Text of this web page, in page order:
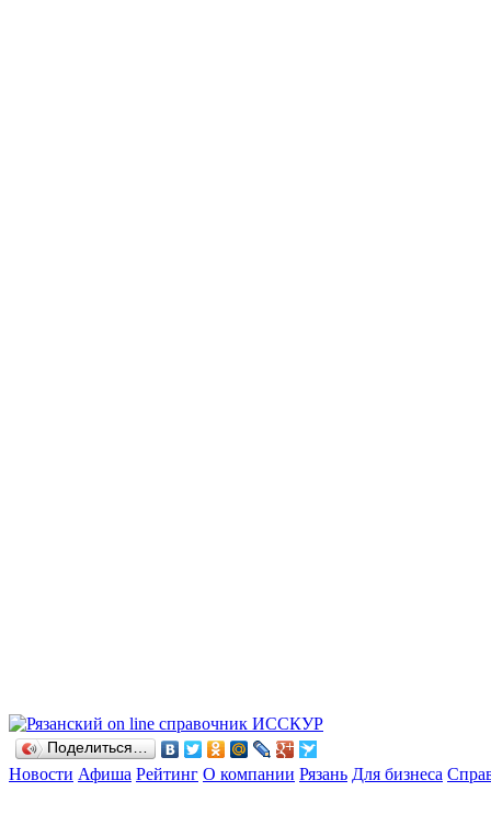
Поделиться…
Новости Афиша Рейтинг О компании Рязань Для бизнеса